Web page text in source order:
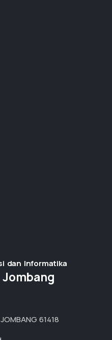
dan Informatika
61418